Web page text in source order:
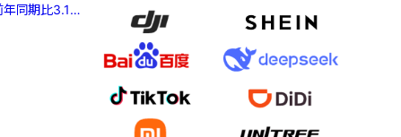
同期比3.1%